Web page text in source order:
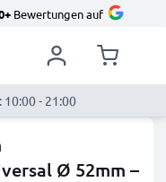
Bewertungen auf
10:00 - 21:00
Ø 52mm –